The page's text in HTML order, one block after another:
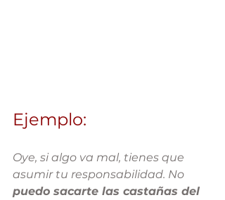
Ejemplo:
Oye, si algo va mal, tienes que
asumir tu responsabilidad. No
puedo sacarte las castañas del